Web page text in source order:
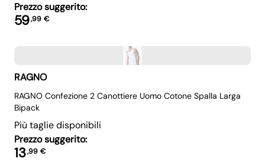
Prezzo suggerito:
59,99 €
RAGNO
RAGNO Confezione 2 Canottiere Uomo Cotone Spalla Larga
Bipack
Più taglie disponibili
Prezzo suggerito:
13,99 €